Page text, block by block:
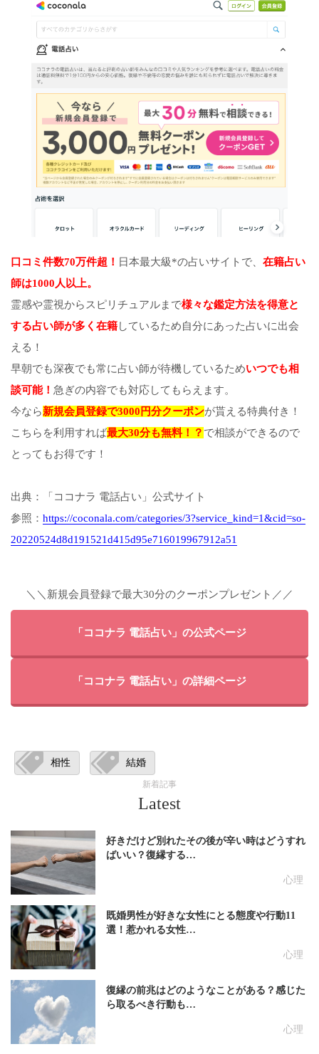
口コミ件数70万件超！ 日本最大級*の占いサイトで、 在籍占い
師は1000人以上。
霊感や霊視からスピリチュアルまで様々な鑑定方法を得意と
する占い師が多く在籍しているため自分にあった占いに出会
える！
早朝でも深夜でも常に占い師が待機しているためいつでも相
談可能！ 急ぎの内容でも対応してもらえます。
今なら新規会員登録で3000円分クーポンが貰える特典付き！
こちらを利用すれば最大30分も無料！？ で相談ができるので
とってもお得です！
出典：「ココナラ 電話占い」公式サイト
参照： https://coconala.com/categories/3?service_kind=1&cid=so-
20220524d8d191521d415d95e716019967912a51
＼＼新規会員登録で最大30分のクーポンプレゼント／／
「ココナラ 電話占い」の公式ページ
「ココナラ 電話占い」の詳細ページ
相性 結婚
新着記事
Latest
心理
好きだけど別れたその後が辛い時はどうすれ
ばいい？復縁する…
心理
既婚男性が好きな女性にとる態度や行動11
選！惹かれる女性…
心理
復縁の前兆はどのようなことがある？感じた
ら取るべき行動も…